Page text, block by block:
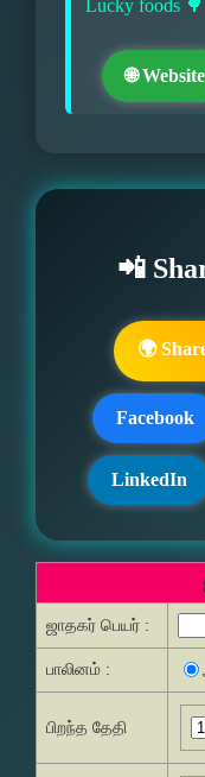
Lucky foods
🌐 Website
📲
🌍
Facebook
LinkedIn
ஜாதகர் பெயர் :
பாலினம் :
பிறந்த தேதி